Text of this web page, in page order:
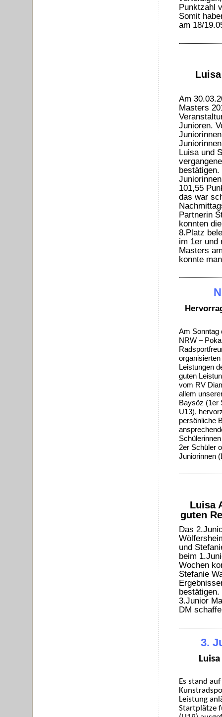
Punktzahl
Somit
am 18/
Am
Masters
Junioren.
Luisa und
101,55
das war
Partnerin
konnten
8.Platz
im 1er und
Masters
konnte
Am Sonntag
NRW –
Leistungen
guten
vom RV
allem
Baysöz (1er
U13),
persönliche
2er Schüler
Juniorinnen
Luisa
guten
Das
und
beim
Wochen
Stefanie
3.Junior
DM
3.
Es stand
Leistung
Startplätze